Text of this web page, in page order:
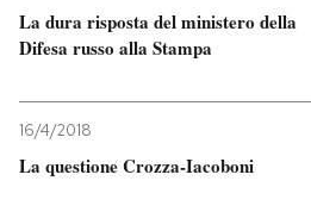
Politica
Tecnologia
Scienza
Cultura
La dura risposta del ministero della
Difesa russo alla Stampa
16/4/2018
La questione Crozza-Iacoboni